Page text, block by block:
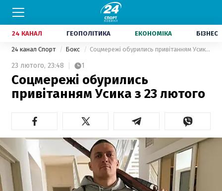
24 КАНАЛ ГЕОПОЛІТИКА ЕКОНОМІКА БІЗНЕС
24 канал Спорт Бокс Соцмережі обурились привітанням Усика з 23 лютого
23 лютого, 23:48 1
Соцмережі обурились
привітанням Усика з 23 лютого